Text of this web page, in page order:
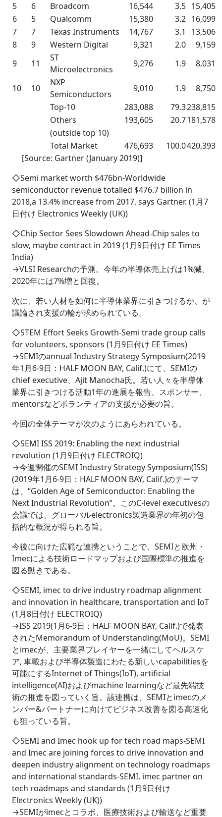
5
6 Broadcom 16,544 3.5 15,405
6
5 Qualcomm 15,380 3.2 16,099
7
7 Texas Instruments 14,767 3.1
13,506
8
9 Western Digital 9,321 2.0
9,159
9
11
ST
Microelectronics
9,276 1.9 8,031
10 10
NXP
Semiconductors
9,010 1.9
8,750
Top-10
283,088 79.3238,815
Others
193,605 20.7181,578
(outside top 10)
Total Market
476,693 100.0420,393
[Source: Gartner (January 2019)]
◇Semi market worth $476bn-Worldwide
semiconductor revenue totalled $476.7 billion in
2018,a 13.4% increase from 2017, says Gartner. (1月7
日付け Electronics Weekly (UK))
◇Chip Sector Sees Slowdown Ahead-Chip sales to
slow, maybe contract in 2019 (1月9日付け EE Times
India)
→VLSI Researchの予測。今年の半導体売上げは1%減、
2020年には7%増と回復。
次に、若い人材を如何に半導体業界に引きつけるか、が
議論され支援の輪が求められている。
◇STEM Effort Seeks Growth-Semi trade group calls
for volunteers, sponsors (1月9日付け EE Times)
→SEMIのannual Industry Strategy Symposium(2019
年1月6-9日：HALF MOON BAY, Calif.)にて、SEMIの
chief executive、Ajit Manocha氏。若い人々を半導体
業界に引きつける活動1年の進展を報告、スポンサー、
mentorsなどボランティアの支援が必要の旨。
今回の全体テーマが次のようにあらわれている。
◇SEMI ISS 2019: Enabling the next industrial
revolution (1月9日付け ELECTROIQ)
→今週開催のSEMI Industry Strategy Symposium(ISS)
(2019年1月6-9日：HALF MOON BAY, Calif.)のテーマ
は、“Golden Age of Semiconductor: Enabling the
Next Industrial Revolution”。このC-level executivesの
会議では、グローバルelectronics製造業界の年初の包
括的な概況が得られる旨。
今後に向けた広範な連携ということで、SEMIと欧州・
Imecによる技術ロードマップおよび国際標準の推進を
図る動きである。
◇SEMI, imec to drive industry roadmap alignment
and innovation in healthcare, transportation and IoT
(1月8日付け ELECTROIQ)
→ISS 2019(1月6-9日：HALF MOON BAY, Calif.)で発表
されたMemorandum of Understanding(MoU)。SEMI
とimecが、主要業界プレイヤーを一緒にしてヘルスケ
ア, 車載および半導体製造にわたる新しいcapabilitiesを
可能にするInternet of Things(IoT), artificial
intelligence(AI)およびmachine learningなど最先端技
術の推進を図っていく旨。該連携は、SEMIとimecのメ
ンバー&パートナーに向けてビジネス改善を図る高速化
も狙っている旨。
◇SEMI and Imec hook up for tech road maps-SEMI
and Imec are joining forces to drive innovation and
deepen industry alignment on technology roadmaps
and international standards-SEMI, imec partner on
tech roadmaps and standards (1月9日付け
Electronics Weekly (UK))
→SEMIがimecとコラボ、医療技術および輸送など重要